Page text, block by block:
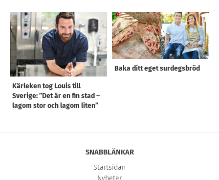
Kärleken tog Louis till
Sverige: ”Det är en fin stad –
lagom stor och lagom liten”
Baka ditt eget surdegsbröd
SNABBLÄNKAR
Startsidan
Nyheter